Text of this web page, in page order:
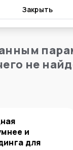
Закрыть
не
и
для